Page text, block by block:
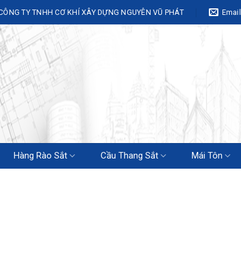
TY TNHH CƠ KHÍ XÂY DỰNG NGUYÊN VŨ PHÁT Email
Hàng Rào Sắt Cầu Thang Sắt Mái Tôn